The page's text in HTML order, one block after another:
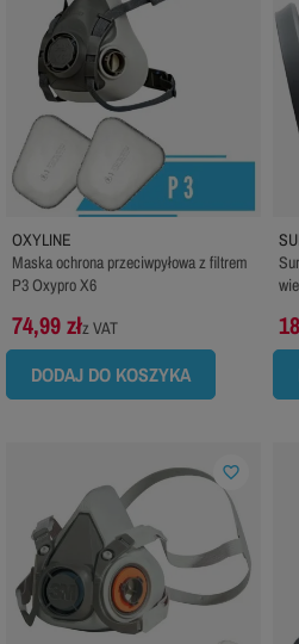
OXYLINE
Maska ochrona przeciwpyłowa z filtrem
P3 Oxypro X6
74,99 złz VAT
DODAJ DO KOSZYKA
favorite_border